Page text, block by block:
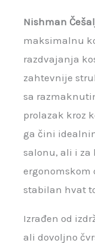
Nishman
maksimalnu
razdvajanja
zahtevnije
sa
prolazak kroz
ga čini
salonu, ali i
ergonomskom
stabilan hvat
Izrađen od
ali dovoljno